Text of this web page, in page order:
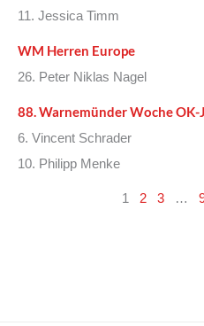
11. Jessica Timm
WM Herren Europe
26. Peter Niklas Nagel
88. Warnemünder Woche OK-
6. Vincent Schrader
10. Philipp Menke
1 2 3 …